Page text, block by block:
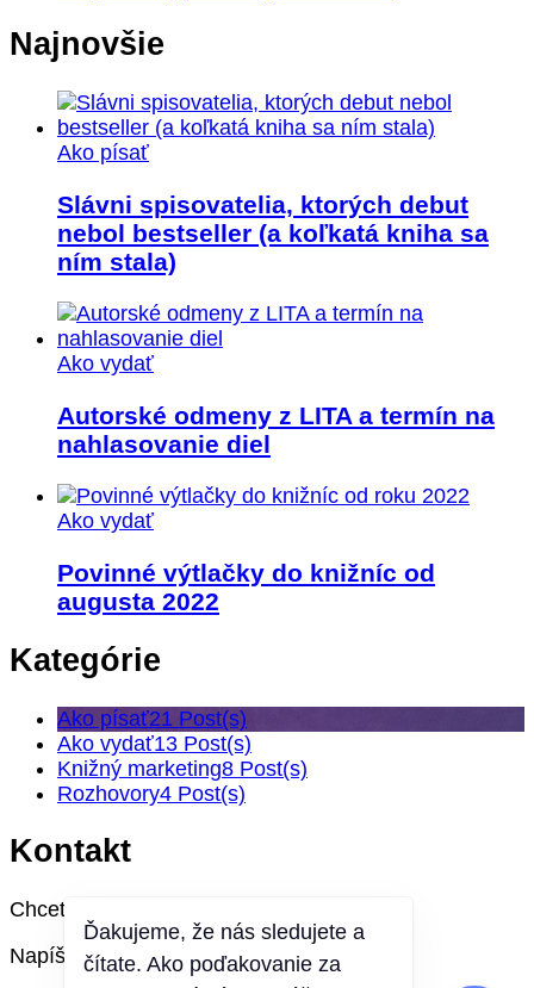
Najnovšie
Ako písať
Slávni spisovatelia, ktorých debut
nebol bestseller (a koľkatá kniha sa
ním stala)
Ako vydať
Autorské odmeny z LITA a termín na
nahlasovanie diel
Ako vydať
Povinné výtlačky do knižníc od
augusta 2022
Kategórie
Ako písať21 Post(s)
Ako vydať13 Post(s)
Knižný marketing8 Post(s)
Rozhovory4 Post(s)
Kontakt
Chcete sa niečo spýtať?
Napíšte nám na:Ďakujeme, že nás sledujete a
čítate. Ako poďakovanie za